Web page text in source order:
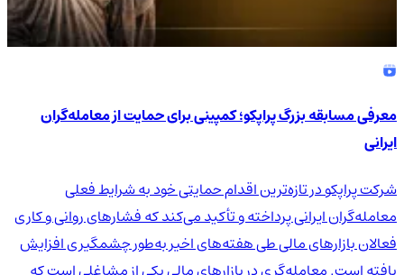
معرفی مسابقه بزرگ پراپکو؛ کمپینی برای حمایت از معامله‌گران
ایرانی
شرکت پراپکو در تازه‌ترین اقدام حمایتی خود به شرایط فعلی
معامله‌گران ایرانی پرداخته و تأکید می‌کند که فشارهای روانی و کاری
فعالان بازارهای مالی طی هفته‌های اخیر به‌طور چشمگیری افزایش